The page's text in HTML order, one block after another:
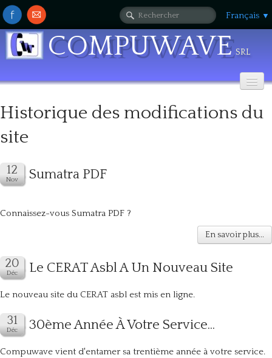
Français ▼
COMPUWAVE srl
A propos de Nous...
Support▼
Historique des modifications du
site
Sumatra PDF
Connaissez-vous Sumatra PDF ?
En savoir plus...
Le CERAT Asbl A Un Nouveau Site
Le nouveau site du CERAT asbl est mis en ligne.
30ème Année À Votre Service...
Compuwave vient d'entamer sa trentième année à votre service.